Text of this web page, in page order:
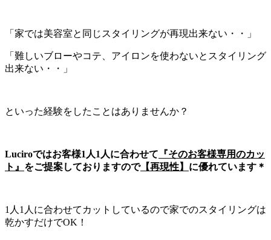
「家では美容室と同じスタイリングが再現出来ない・・」
「難しいブローやコテ、アイロンを使わないとスタイリング
出来ない・・」
といった経験をしたことはありませんか？
Luciroではお客様1人1人に合わせて 『そのお客様専用のカッ
ト』 をご提案しておりますので【再現性】 に優れています＊
1人1人に合わせてカットしているので家でのスタイリングは
乾かすだけでOK！